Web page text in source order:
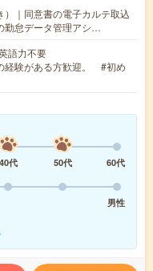
）｜同意書の電子カルテ取込
勤怠データ管理アシ…
語力不要
験がある方歓迎。 #初め
40代 50代
60代
男性